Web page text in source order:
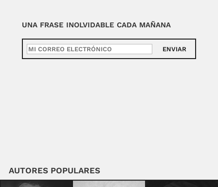
UNA FRASE INOLVIDABLE CADA MAÑANA
ENVIAR
AUTORES POPULARES